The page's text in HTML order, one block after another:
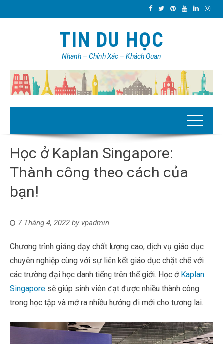
TIN DU HỌC
Nhanh – Chính Xác – Khách Quan
Học ở Kaplan Singapore:
Thành công theo cách của
bạn!
7 Tháng 4, 2022 by vpadmin
Chương trình giảng dạy chất lượng cao, dịch vụ giáo dục
chuyên nghiệp cùng với sự liên kết giáo dục chặt chẽ với
các trường đại học danh tiếng trên thế giới. Học ở Kaplan
Singapore sẽ giúp sinh viên đạt được nhiều thành công
trong học tập và mở ra nhiều hướng đi mới cho tương lai.